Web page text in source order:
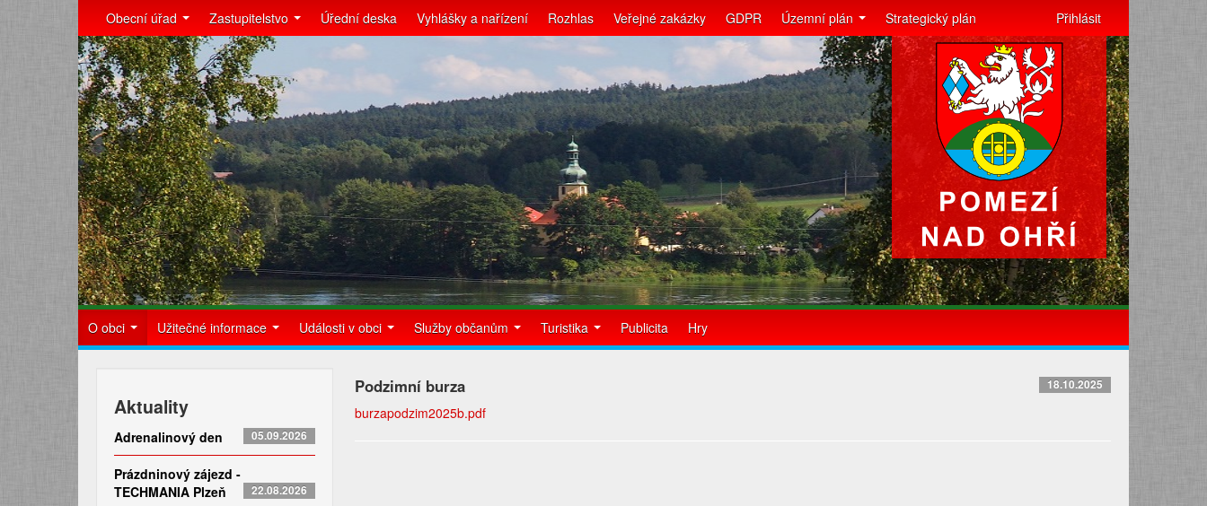
Obecní úřad Zastupitelstvo Úřední deska Vyhlášky a nařízení Rozhlas Veřejné zakázky GDPR Územní plán Strategický plán Přihlásit
O obci Užitečné informace Události v obci Služby občanům Turistika Publicita Hry
Aktuality
Adrenalinový den 05.09.2026
Prázdninový zájezd -
TECHMANIA Plzeň
22.08.2026
Podzimní burza 18.10.2025
burzapodzim2025b.pdf